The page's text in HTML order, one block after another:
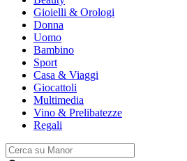
Gioielli & Orologi
Donna
Uomo
Bambino
Sport
Casa & Viaggi
Giocattoli
Multimedia
Vino & Prelibatezze
Regali